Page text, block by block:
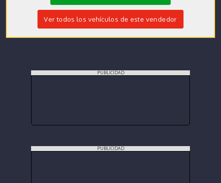
Ver todos los vehículos de este vendedor
PUBLICIDAD
PUBLICIDAD